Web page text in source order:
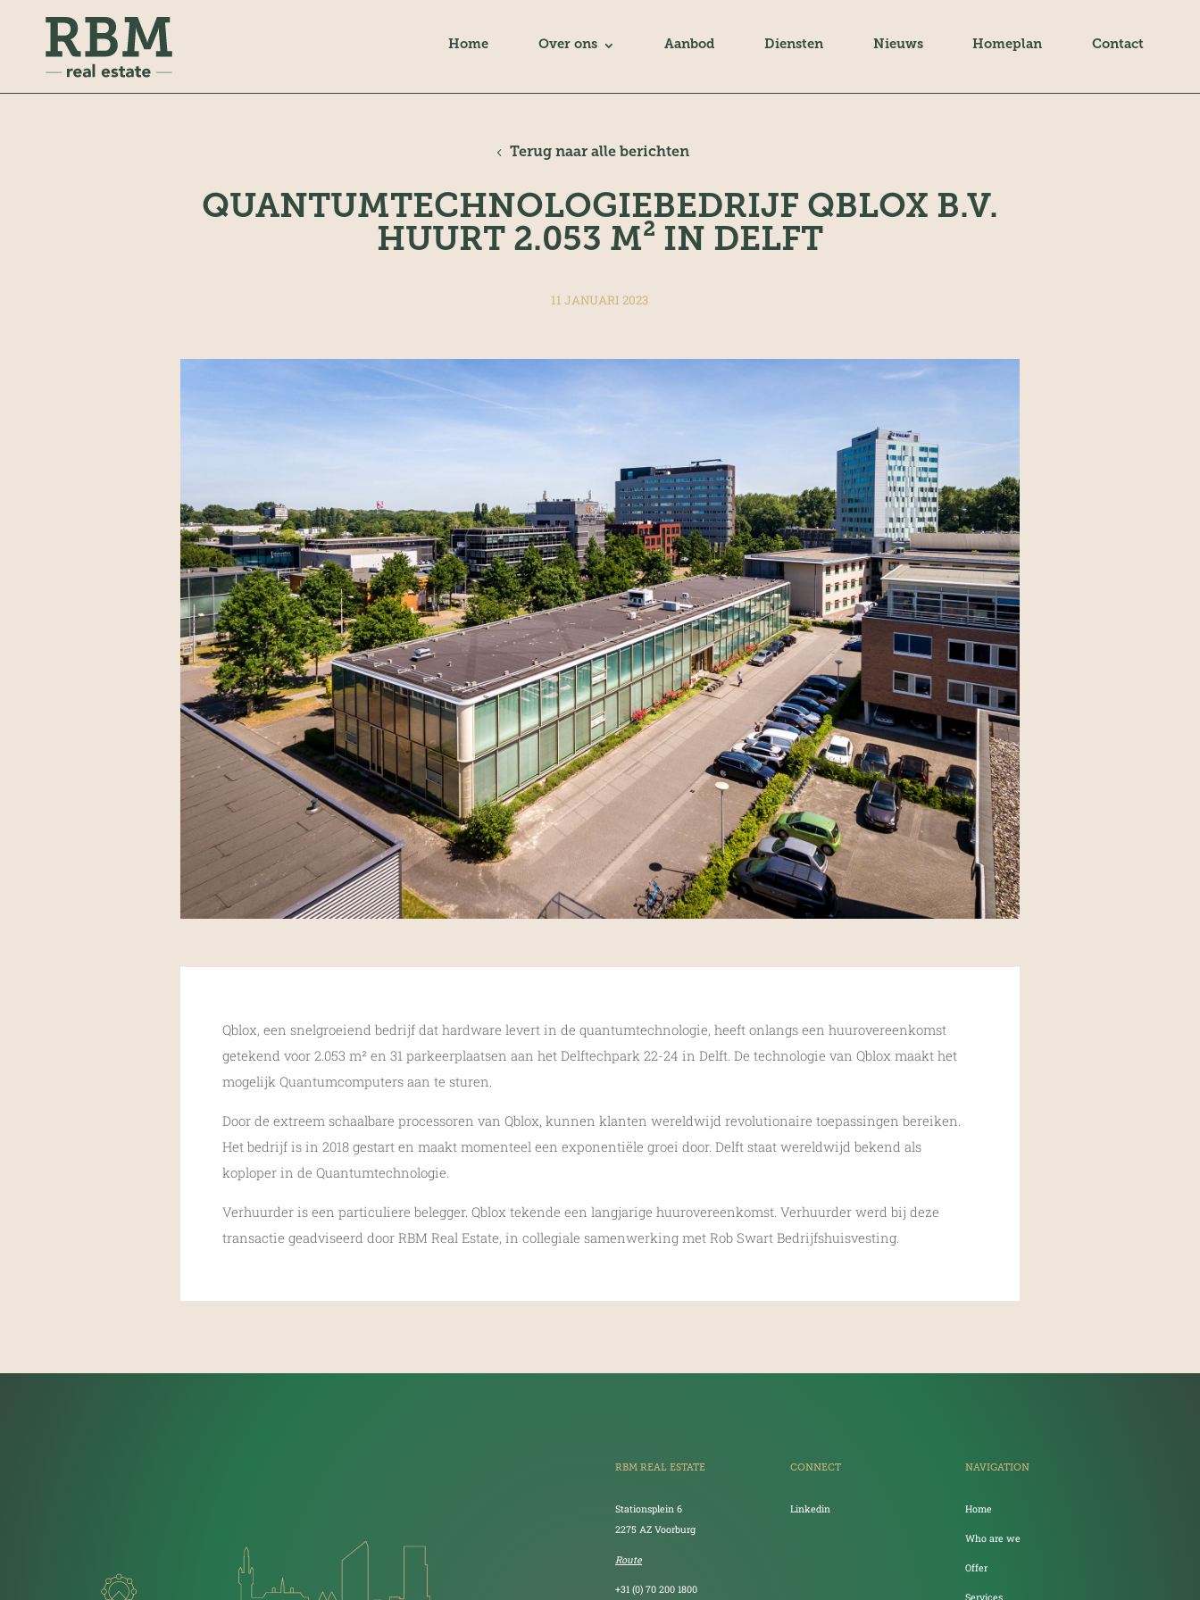
Home Over ons Aanbod Diensten Nieuws Homeplan Contact
Terug naar alle berichten
QUANTUMTECHNOLOGIEBEDRIJF QBLOX B.V.
HUURT 2.053 M² IN DELFT
11 JANUARI 2023
Qblox, een snelgroeiend bedrijf dat hardware levert in de quantumtechnologie, heeft onlangs een huurovereenkomst
getekend voor 2.053 m² en 31 parkeerplaatsen aan het Delftechpark 22-24 in Delft. De technologie van Qblox maakt het
mogelijk Quantumcomputers aan te sturen.
Door de extreem schaalbare processoren van Qblox, kunnen klanten wereldwijd revolutionaire toepassingen bereiken.
Het bedrijf is in 2018 gestart en maakt momenteel een exponentiële groei door. Delft staat wereldwijd bekend als
koploper in de Quantumtechnologie.
Verhuurder is een particuliere belegger. Qblox tekende een langjarige huurovereenkomst. Verhuurder werd bij deze
transactie geadviseerd door RBM Real Estate, in collegiale samenwerking met Rob Swart Bedrijfshuisvesting.
RBM REAL ESTATE
Stationsplein 6
2275 AZ Voorburg
Route
+31 (0) 70 200 1800
CONNECT
Linkedin
NAVIGATION
Home
Who are we
Offer
Services